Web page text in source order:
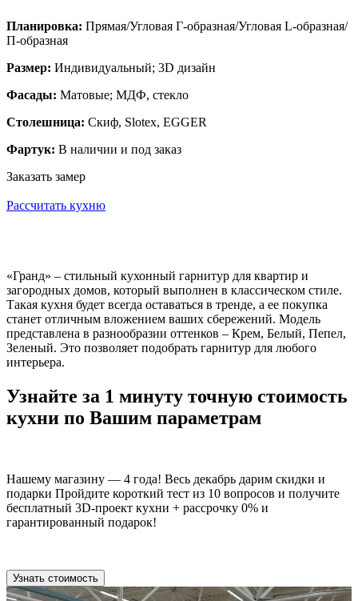
Планировка: Прямая/Угловая Г-образная/Угловая L-образная/
П-образная
Размер: Индивидуальный; 3D дизайн
Фасады: Матовые; МДФ, стекло
Столешница: Скиф, Slotex, EGGER
Фартук: В наличии и под заказ
Заказать замер
Рассчитать кухню
«Гранд» – стильный кухонный гарнитур для квартир и
загородных домов, который выполнен в классическом стиле.
Такая кухня будет всегда оставаться в тренде, а ее покупка
станет отличным вложением ваших сбережений. Модель
представлена в разнообразии оттенков – Крем, Белый, Пепел,
Зеленый. Это позволяет подобрать гарнитур для любого
интерьера.
Узнайте за 1 минуту точную стоимость
кухни по Вашим параметрам
Нашему магазину — 4 года! Весь декабрь дарим скидки и
подарки Пройдите короткий тест из 10 вопросов и получите
бесплатный 3D-проект кухни + рассрочку 0% и
гарантированный подарок!
Узнать стоимость